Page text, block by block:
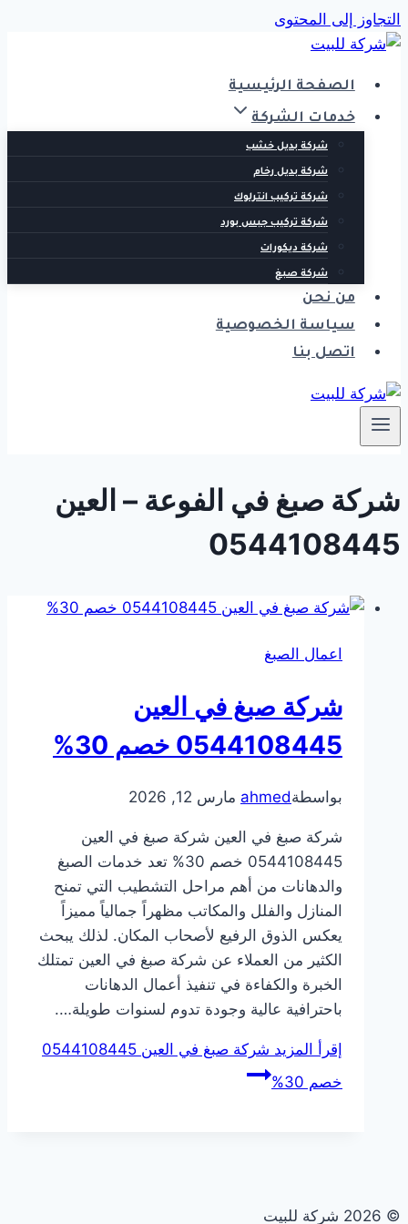
التجاوز إلى المحتوى
الصفحة الرئيسية
خدمات الشركة
شركة بديل خشب
شركة بديل رخام
شركة تركيب انترلوك
شركة تركيب جبس بورد
شركة ديكورات
شركة صبغ
من نحن
سياسة الخصوصية
اتصل بنا
شركة صبغ في الفوعة – العين
0544108445
اعمال الصبغ
شركة صبغ في العين
0544108445 خصم 30%
بواسطةahmed مارس 12, 2026
شركة صبغ في العين شركة صبغ في العين
0544108445 خصم 30% تعد خدمات الصبغ
والدهانات من أهم مراحل التشطيب التي تمنح
المنازل والفلل والمكاتب مظهراً جمالياً مميزاً
يعكس الذوق الرفيع لأصحاب المكان. لذلك يبحث
الكثير من العملاء عن شركة صبغ في العين تمتلك
الخبرة والكفاءة في تنفيذ أعمال الدهانات
باحترافية عالية وجودة تدوم لسنوات طويلة….
إقرأ المزيد
شركة صبغ في العين 0544108445
خصم 30%
© 2026 شركة للبيت